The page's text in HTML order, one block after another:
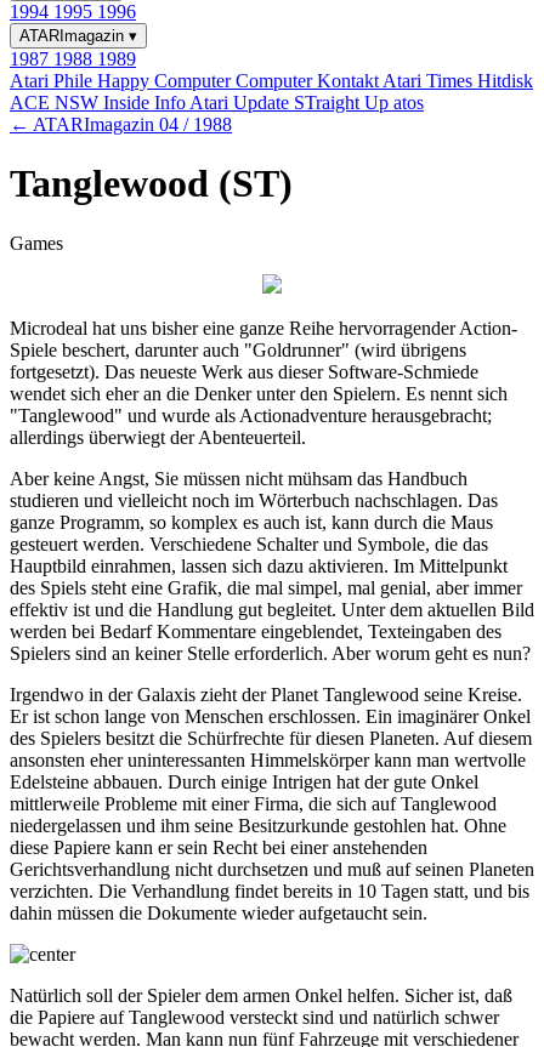
1994 1995 1996
ATARImagazin ▾
1987 1988 1989
Atari Phile Happy ComputerComputer Kontakt Atari Times Hitdisk
ACE NSW Inside Info Atari Update STraight Up atos
← ATARImagazin 04 / 1988
Tanglewood (ST)
Games
Microdeal hat uns bisher eine ganze Reihe hervorragender Action-
Spiele beschert, darunter auch "Goldrunner" (wird übrigens
fortgesetzt). Das neueste Werk aus dieser Software-Schmiede
wendet sich eher an die Denker unter den Spielern. Es nennt sich
"Tanglewood" und wurde als Actionadventure herausgebracht;
allerdings überwiegt der Abenteuerteil.
Aber keine Angst, Sie müssen nicht mühsam das Handbuch
studieren und vielleicht noch im Wörterbuch nachschlagen. Das
ganze Programm, so komplex es auch ist, kann durch die Maus
gesteuert werden. Verschiedene Schalter und Symbole, die das
Hauptbild einrahmen, lassen sich dazu aktivieren. Im Mittelpunkt
des Spiels steht eine Grafik, die mal simpel, mal genial, aber immer
effektiv ist und die Handlung gut begleitet. Unter dem aktuellen Bild
werden bei Bedarf Kommentare eingeblendet, Texteingaben des
Spielers sind an keiner Stelle erforderlich. Aber worum geht es nun?
Irgendwo in der Galaxis zieht der Planet Tanglewood seine Kreise.
Er ist schon lange von Menschen erschlossen. Ein imaginärer Onkel
des Spielers besitzt die Schürfrechte für diesen Planeten. Auf diesem
ansonsten eher uninteressanten Himmelskörper kann man wertvolle
Edelsteine abbauen. Durch einige Intrigen hat der gute Onkel
mittlerweile Probleme mit einer Firma, die sich auf Tanglewood
niedergelassen und ihm seine Besitzurkunde gestohlen hat. Ohne
diese Papiere kann er sein Recht bei einer anstehenden
Gerichtsverhandlung nicht durchsetzen und muß auf seinen Planeten
verzichten. Die Verhandlung findet bereits in 10 Tagen statt, und bis
dahin müssen die Dokumente wieder aufgetaucht sein.
Natürlich soll der Spieler dem armen Onkel helfen. Sicher ist, daß
die Papiere auf Tanglewood versteckt sind und natürlich schwer
bewacht werden. Man kann nun fünf Fahrzeuge mit verschiedener